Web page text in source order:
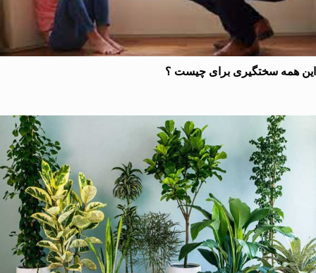
همه سختگیری برای چیست ؟